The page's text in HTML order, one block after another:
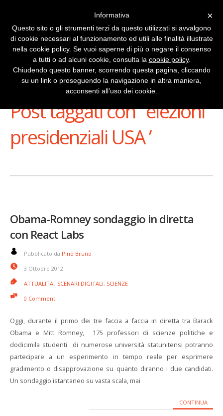
Stai Visualizzando
Post taggati con ‘ elezioni
presidenziali USA ’
Obama-Romney sondaggio in diretta
con React Labs
Pubblicato da Pino Bruno
3 Ottobre 2012
ATTUALITA', SCENARI DIGITALI, SCIENZE
0 Commenti
Oggi, durante il primo dei tre faccia a faccia in diretta tra Barack
Obama e Mitt Romney, 175 professori di scienze politiche e
dodicimila studenti di numerose università statunitensi potranno
partecipare a un esperimento in tempo reale per esprimere
gradimento o disapprovazione su quanto diranno i due candidati.
Un sondaggio istantaneo su vasta scala, mai
CONTINUA
×
Informativa
Questo sito o gli strumenti terzi da questo utilizzati si avvalgono
di cookie necessari al funzionamento ed utili alle finalità illustrate
nella cookie policy. Se vuoi saperne di più o negare il consenso
a tutti o ad alcuni cookie, consulta la cookie policy.
Chiudendo questo banner, scorrendo questa pagina, cliccando
su un link o proseguendo la navigazione in altra maniera,
acconsenti all’uso dei cookie.